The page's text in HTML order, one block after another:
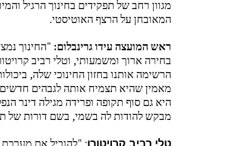
מגוון רחב של תפקידים בחינוך הרגיל
המאובחן על הרצף האוטיסטי.
ראש המועצה עידו גרינבלום:
"החינוך
בחירה ארוך ומשמעותי, וטלי רביב
הרשימה אותנו בחזון החינוכי שלה,
מאמין שהיא תצמיח אותה לגבהים חדשים
היא גם סוף תקופה ופרידה מגילה דינר
מבקש להודות לה בשמי, בשם דורות של